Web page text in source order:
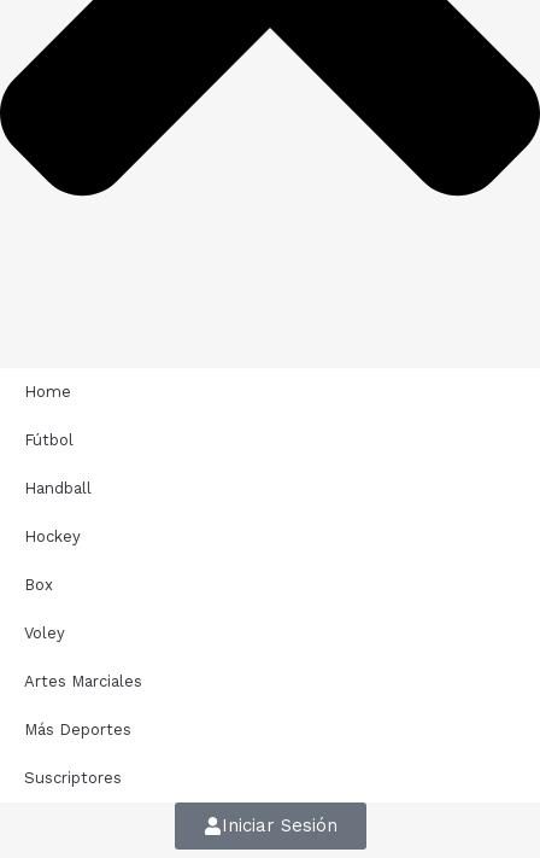
Home
Fútbol
Handball
Hockey
Box
Voley
Artes Marciales
Más Deportes
Suscriptores
Iniciar Sesión